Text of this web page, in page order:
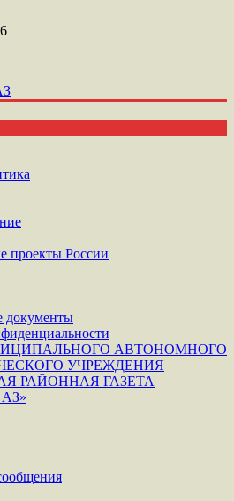
АЗ
АЗ
проекты России
документы
АВТОНОМНОГО
УЧРЕЖДЕНИЯ
РАЙОННАЯ ГАЗЕТА